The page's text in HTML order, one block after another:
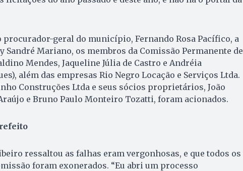
procurador-geral do município, Fernando Rosa Pacífico, a
Sandré Mariano, os membros da Comissão Permanente de
Mendes, Jaqueline Júlia de Castro e Andréia
além das empresas Rio Negro Locação e Serviços Ltda.
Construções Ltda e seus sócios proprietários, João
e Bruno Paulo Monteiro Tozatti, foram acionados.
ressaltou as falhas eram vergonhosas, e que todos os
foram exonerados. “Eu abri um processo